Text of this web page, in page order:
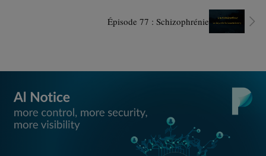
Épisode 77 : Schizophrénie